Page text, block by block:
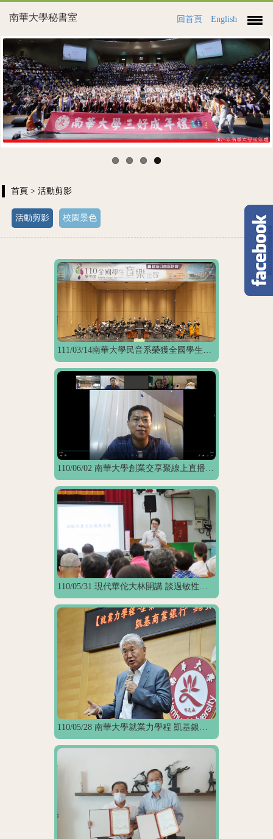
南華大學秘書室 回首頁 English
Previous Next
首頁 > 活動剪影
活動剪影 校園景色
111/03/14南華大學民音系榮獲全國學生音樂比賽團體組雙特優1優等
110/06/02 南華大學創業交享聚線上直播開講
110/05/31 現代華佗大林開講 談過敏性鼻炎的預防與治療
110/05/28 南華大學就業力學程 凱基銀行魏寶生董事長開講